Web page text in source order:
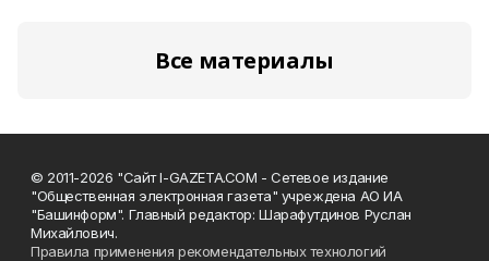
Все материалы
© 2011-2026 "Сайт I-GAZETA.COM - Сетевое издание
"Общественная электронная газета" учреждена АО ИА
"Башинформ". Главный редактор: Шарафутдинов Руслан
Михайлович.
Правила применения рекомендательных технологий